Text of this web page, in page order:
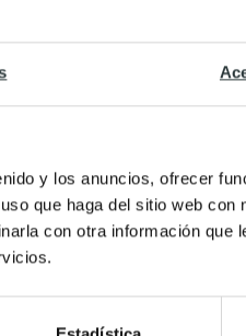
y los anuncios, ofrecer
que haga del sitio web con
con otra información que